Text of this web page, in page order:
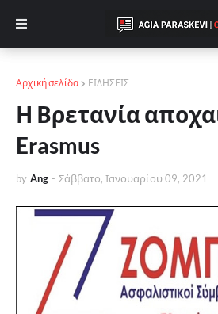
Αρχική σελίδα ΕΙΔΗΣΕΙΣ
Η Βρετανία
Erasmus
by Ang - Σάββατο, Ιανουαρίου 09, 2021